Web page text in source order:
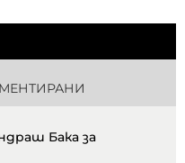
Бака за